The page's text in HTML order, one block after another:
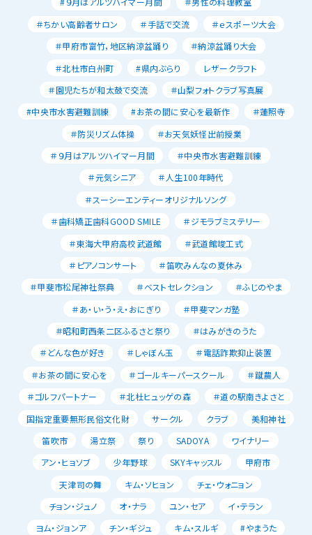
＃ちかい高齢者サロン
＃手話で交流
＃ｅスポーツ大会
＃甲府市富竹，地区納涼盆踊り
＃納涼盆踊り大会
＃北杜市白州町
#県内ぶらり
レザークラフト
＃園児たちが和太鼓で交流
＃山梨フォトクラブ写真展
#中央市水害避難訓練
#お茶の間に安心を最新作
＃蓮照寺
＃防災リズム体操
＃お天気妖怪出前授業
＃９月はアルツハイマー月間
＃中央市水害避難訓練
＃元気シニア
＃人生100年時代
＃スーシーエンティーオリジナルソング
＃歯科矯正歯科GOOD SMILE
＃ジモラブミステリー
＃東海大甲府高校武道館
＃武道館竣工式
＃ピアノコンサート
＃笛吹みんなの夏休み
＃甲斐市松尾神社祭典
＃ベストセレクション
＃ふじのやま
＃あ・い・う・え・おにぎり
＃甲斐マンガ塾
＃昭和町西条二区ふるさと祭り
＃はみがきのうた
＃どんな色が好き
＃しゃぼん玉
＃電話詐欺抑止装置
＃お茶の間に安心を
＃ゴールキーパースクール
＃蹴農人
＃ゴルフパートナー
＃北杜ヒュッゲの森
＃道の駅南きよさと
国指定重要無形民俗文化財
サークル クラブ
美和神社
笛吹市
湯立祭 祭り SADOYA
ワイナリー
アン・ヒョソブ
少年野球 SKYキャッスル
甲府市
天津司の舞
キム・ソヒョン
チェ・ウォニョン
チョン・ジュノ
オ・ナラ ユン・セア
イ・テラン
ヨム・ジョンア
チン・ギジュ キム・スルギ
#やまうた